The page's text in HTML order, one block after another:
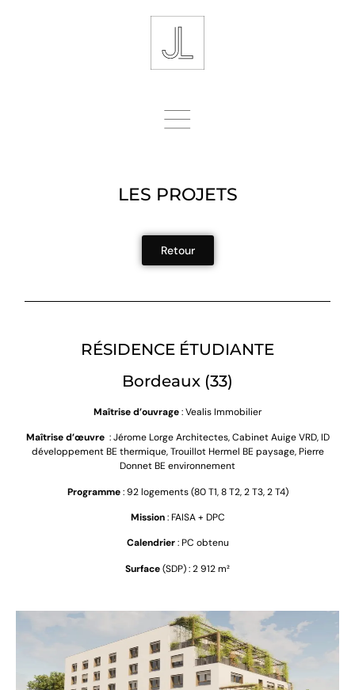
LES PROJETS
Retour
RÉSIDENCE ÉTUDIANTE
Bordeaux (33)
Maîtrise d’ouvrage: Vealis Immobilier
Maîtrise d’œuvre:Jérome Lorge Architectes, Cabinet Auige VRD, ID
développement BE thermique, Trouillot Hermel BE paysage, Pierre
Donnet BE environnement
Programme: 92 logements (80 T1, 8 T2, 2 T3, 2 T4)
Mission: FAISA + DPC
Calendrier: PC obtenu
Surface(SDP) : 2 912 m²